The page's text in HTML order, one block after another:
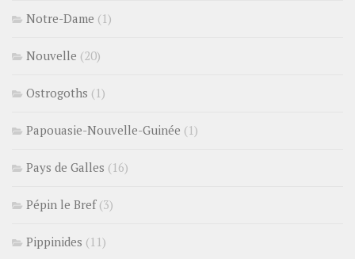
Notre-Dame (1)
Nouvelle (20)
Ostrogoths (1)
Papouasie-Nouvelle-Guinée (1)
Pays de Galles (16)
Pépin le Bref(3)
Pippinides (11)